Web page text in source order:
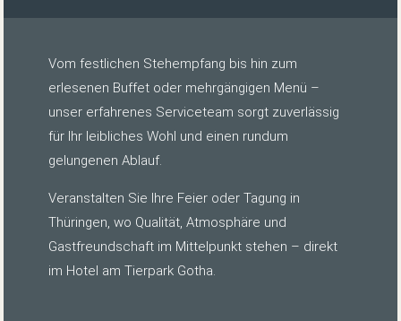
Vom festlichen Stehempfang bis hin zum
erlesenen Buffet oder mehrgängigen Menü –
unser erfahrenes Serviceteam sorgt zuverlässig
für Ihr leibliches Wohl und einen rundum
gelungenen Ablauf.
Veranstalten Sie Ihre Feier oder Tagung in
Thüringen, wo Qualität, Atmosphäre und
Gastfreundschaft im Mittelpunkt stehen – direkt
im Hotel am Tierpark Gotha.